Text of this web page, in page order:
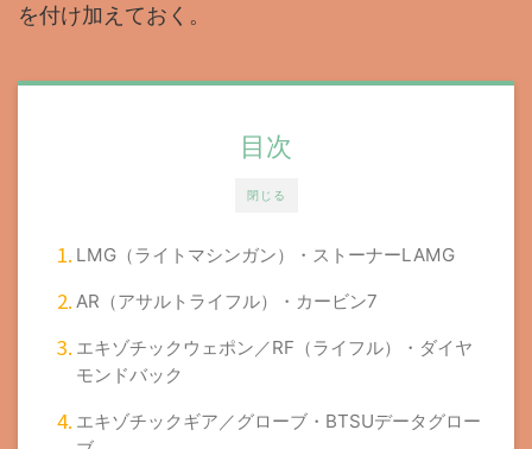
を付け加えておく。
閉じる
目次
LMG（ライトマシンガン）・ストーナーLAMG
AR（アサルトライフル）・カービン7
エキゾチックウェポン／RF（ライフル）・ダイヤ
モンドバック
エキゾチックギア／グローブ・BTSUデータグロー